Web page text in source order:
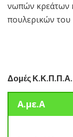
νωπών κρεάτων
πουλερικών του
Δομές Κ.Κ.Π.Π.Α.
Α.με.Α